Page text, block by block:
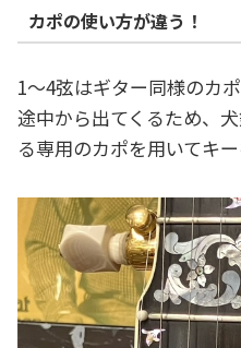
カポの使い方が違う！
1～4弦はギター同様のカ
途中から出てくるため、
る専用のカポを用いてキー